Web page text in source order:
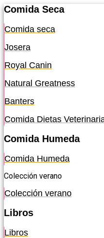
Comida Seca
Comida seca
Josera
Royal Canin
Natural Greatness
Banters
Comida Dietas
Comida Humeda
Comida Humeda
Colección verano
Colección verano
Libros
Libros